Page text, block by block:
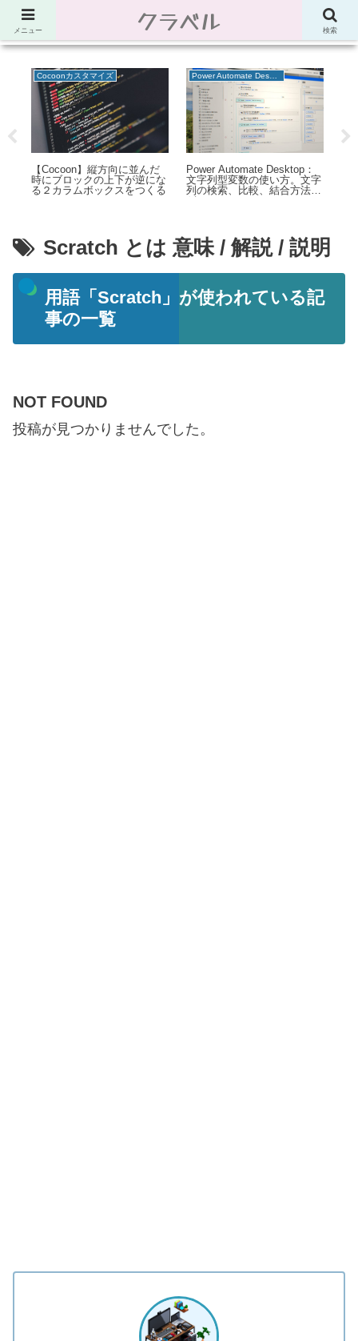
節約、こだわり、使い道。「決め手」がわかる比較サイト。でしたが最近は雑
多なブログ
Power Automate Desktop
Power Automate Desktop：
Robin言語の解説＆簡易リフ
ァレンス
モバイル・スマホ
【コピペでOK】ChMateの
NGワードで使える正規表現
【Android】
Scratch とは 意味 / 解説 / 説明
用語「Scratch」が使われている記
事の一覧
NOT FOUND
投稿が見つかりませんでした。
メニュー クラベル 検索